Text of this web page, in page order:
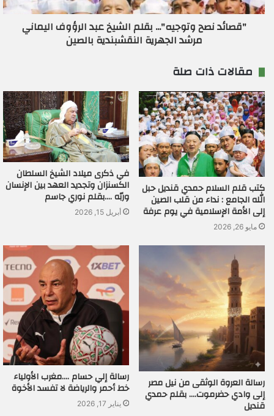
"قصائد نصح وتوجيه"... بقلم الشيخ عبد الرؤوف اليماني
مرشد الجهرية النقشبندية بالصين
مقالات ذات صلة
كتب قلم السلام حمدي قنديل حبل
الله الجامع : نداء من قلب الصين
إلى الأمة الإسلامية في يوم عرفة
مايو 26, 2026
في ذكرى ميلاد الشيخ السلطان
الكسنزان وتجديد العهد بين الإنسان
وربّه ….بقلم نوري جاسم
أبريل 15, 2026
رسالة العروة الوثقى من نيل مصر
إلى وادي حضرموت…. بقلم حمدي
قنديل
رسالة إلي حسام ….مغرب الأولياء
خط أحمر والرياضة لا تفسد الأخوة
يناير 17, 2026